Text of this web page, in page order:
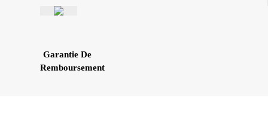
Garantie De
Remboursement